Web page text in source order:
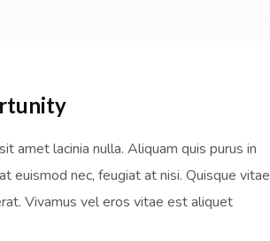
amet lacinia nulla. Aliquam quis purus in
euismod nec, feugiat at nisi. Quisque vitae
Vivamus vel eros vitae est aliquet